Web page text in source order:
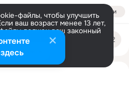
Войти
файлы, чтобы улучшить
ваш возраст менее 13 лет,
должен ваш законный
информации
Настроить